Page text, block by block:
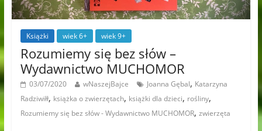
Książki wiek 6+ wiek 9+
Rozumiemy się bez słów –
Wydawnictwo MUCHOMOR
03/07/2020 wNaszejBajce Joanna Gębal, Katarzyna
Radziwiłł, książka o zwierzętach, książki dla dzieci, rośliny,
Rozumiemy się bez słów - Wydawnictwo MUCHOMOR, zwierzęta